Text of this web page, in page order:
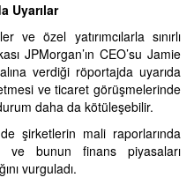
Uyarılar
ve özel yatırımcılarla sınırlı
JPMorgan’ın CEO’su Jamie
verdiği röportajda uyarıda
ve ticaret görüşmelerinde
daha da kötüleşebilir.
şirketlerin mali raporlarında
ve bunun finans piyasaları
vurguladı.